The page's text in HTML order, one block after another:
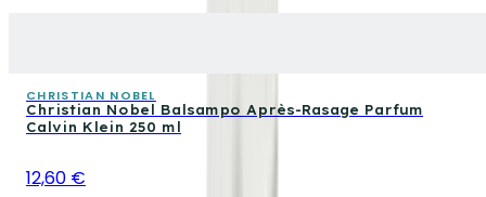
CHRISTIAN NOBEL
Christian Nobel Balsampo Après-Rasage Parfum
Calvin Klein 250 ml
12,60 €